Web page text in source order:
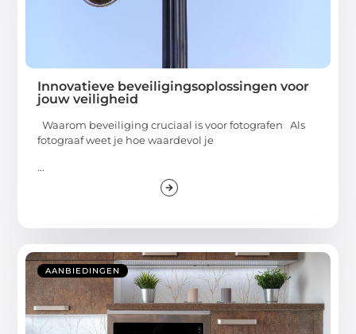
Innovatieve beveiligingsoplossingen voor
jouw veiligheid
Waarom beveiliging cruciaal is voor fotografen Als
fotograaf weet je hoe waardevol je
...
AANBIEDINGEN